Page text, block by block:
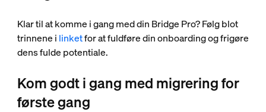
Klar til at komme i gang med din Bridge Pro? Følg blot
trinnene i linketfor at fuldføre din onboarding og frigøre
dens fulde potentiale.
Kom godt i gang med migrering for
første gang